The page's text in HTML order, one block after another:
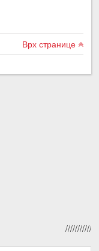
Врх странице